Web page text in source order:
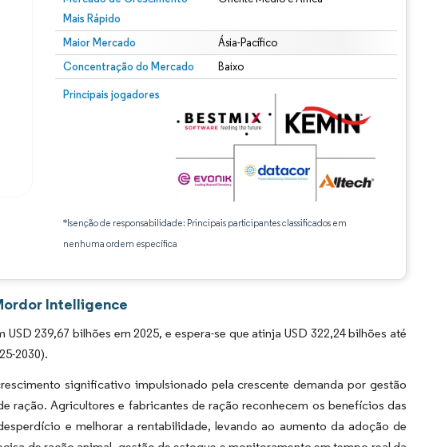
Mais Rápido
Maior Mercado Ásia-Pacífico
Concentração do Mercado Baixo
Principais jogadores
*Isenção de responsabilidade: Principais participantes classificados em
nenhuma ordem específica
Intelligence
239,67 bilhões em 2025, e espera-se que atinja USD 322,24 bilhões até
2030).
significativo impulsionado pela crescente demanda por gestão
ração. Agricultores e fabricantes de ração reconhecem os benefícios das
e melhorar a rentabilidade, levando ao aumento da adoção de